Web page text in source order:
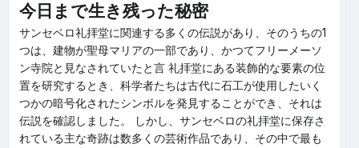
今日まで生き残った秘密
サンセベロ礼拝堂に関連する多くの伝説があり、そのうちの1
つは、建物が聖母マリアの一部であり、かつてフリーメーソ
ン寺院と見なされていたと言 礼拝堂にある装飾的な要素の位
置を研究するとき、科学者たちは古代に石工が使用したいく
つかの暗号化されたシンボルを発見することができ、それは
伝説を確認しました。 しかし、サンセベロの礼拝堂に保存さ
れている主な奇跡は数多くの芸術作品であり、その中で最も